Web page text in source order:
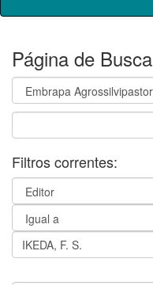
Página de Busca
Filtros correntes: